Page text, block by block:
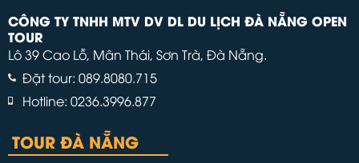
CÔNG TY TNHH MTV DV DL DU LỊCH ĐÀ NẴNG OPEN
TOUR
Lô 39 Cao Lỗ, Mân Thái, Sơn Trà, Đà Nẵng.
Đặt tour: 089.8080.715
Hotline: 0236.3996.877
TOUR ĐÀ NẴNG